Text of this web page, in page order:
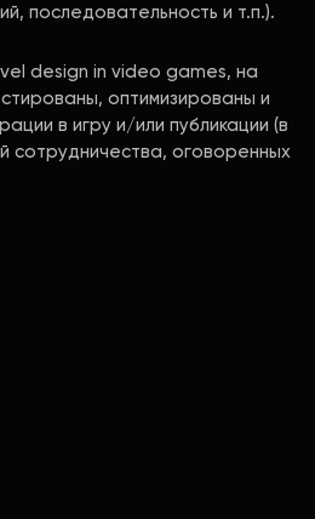
последовательность и т.п.).
design in video games, на
оптимизированы и
в игру и/или публикации (в
сотрудничества, оговоренных